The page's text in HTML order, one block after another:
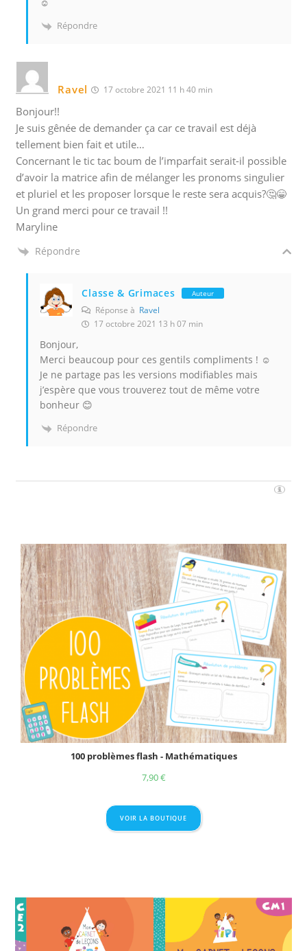
☺️
Répondre
Ravel 17 octobre 2021 11 h 40 min
Bonjour!!
Je suis gênée de demander ça car ce travail est déjà
tellement bien fait et utile…
Concernant le tic tac boum de l’imparfait serait-il possible
d’avoir la matrice afin de mélanger les pronoms singulier
et pluriel et les proposer lorsque le reste sera acquis?🤔😁
Un grand merci pour ce travail !!
Maryline
Répondre
Classe & Grimaces Auteur
Réponse à Ravel
17 octobre 2021 13 h 07 min
Bonjour,
Merci beaucoup pour ces gentils compliments ! ☺️
Je ne partage pas les versions modifiables mais
j’espère que vous trouverez tout de même votre
bonheur 😊
Répondre
100 problèmes flash - Mathématiques
7,90€
VOIR LA BOUTIQUE